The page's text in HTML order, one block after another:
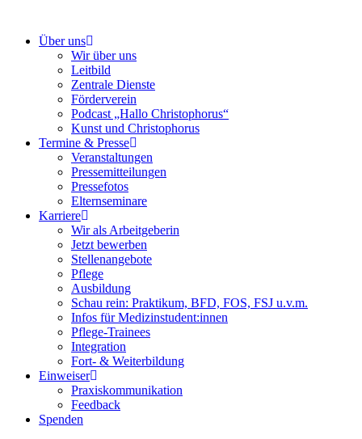
Über uns
Wir über uns
Leitbild
Zentrale Dienste
Förderverein
Podcast „Hallo Christophorus“
Kunst und Christophorus
Termine & Presse
Veranstaltungen
Pressemitteilungen
Pressefotos
Elternseminare
Karriere
Wir als Arbeitgeberin
Jetzt bewerben
Stellenangebote
Pflege
Ausbildung
Schau rein: Praktikum, BFD, FOS, FSJ u.v.m.
Infos für Medizinstudent:innen
Pflege-Trainees
Integration
Fort- & Weiterbildung
Einweiser
Praxiskommunikation
Feedback
Spenden